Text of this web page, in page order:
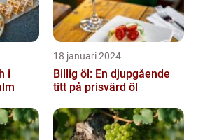
i
18 januari 2024
Billig öl: En djupgående
titt på prisvärd öl